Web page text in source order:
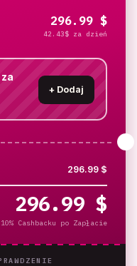
296.99 $
42.43$ za dzień
+ Dodaj
296.99 $
296.99 $
Cashbacku po Zapłacie